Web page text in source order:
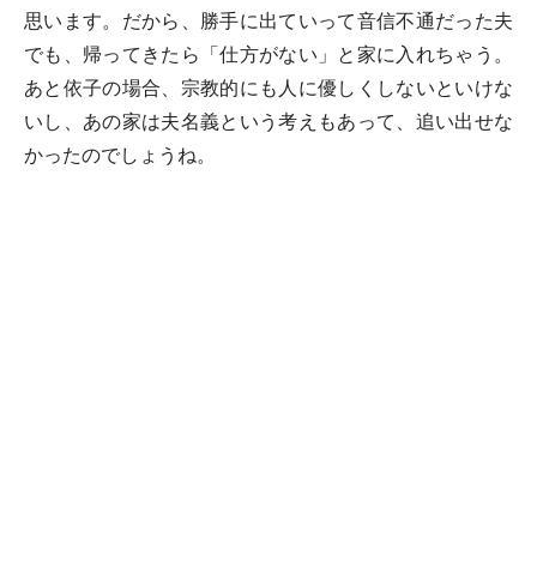
思います。だから、勝手に出ていって音信不通だった夫
でも、帰ってきたら「仕方がない」と家に入れちゃう。
あと依子の場合、宗教的にも人に優しくしないといけな
いし、あの家は夫名義という考えもあって、追い出せな
かったのでしょうね。